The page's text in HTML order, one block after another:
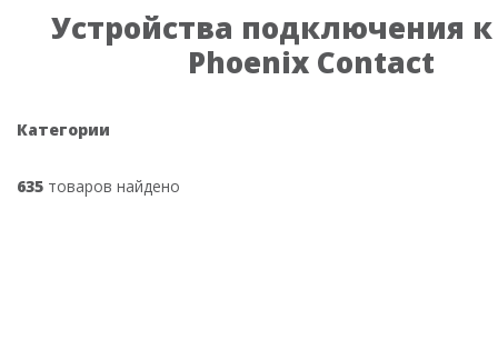
Устройства подключения к
Phoenix Contact
Категории
635 товаров найдено